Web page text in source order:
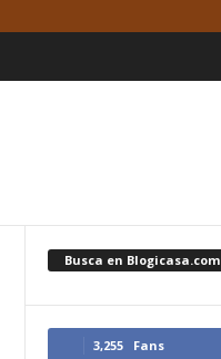
Busca en Blogicasa.com
3,255 Fans